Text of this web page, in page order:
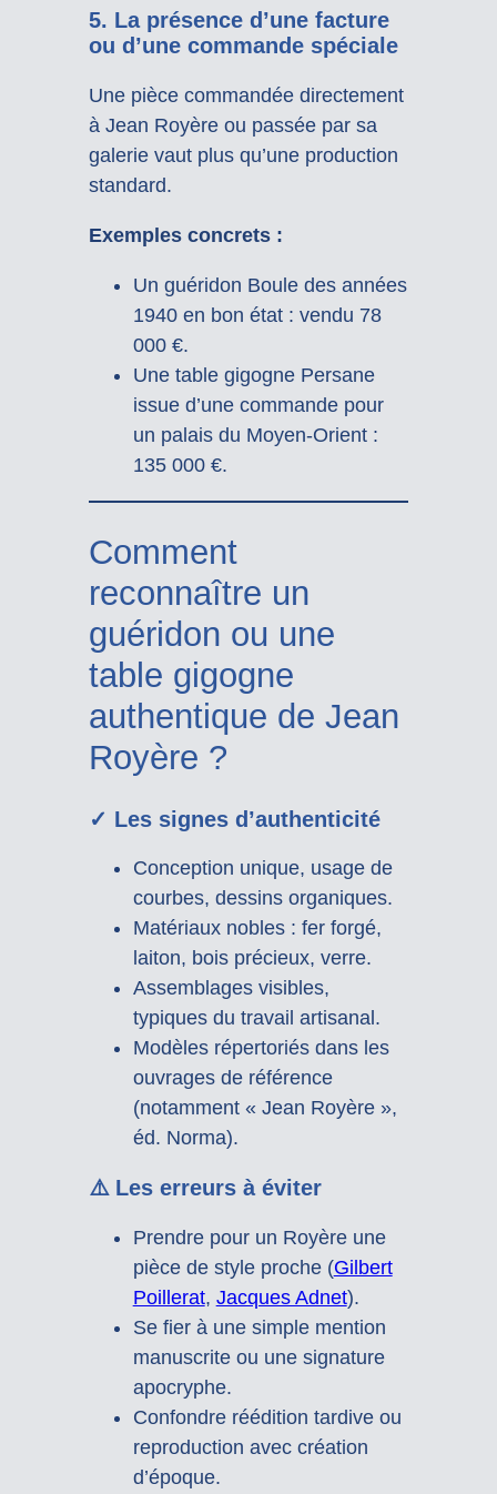
5. La présence d’une facture
ou d’une commande spéciale
Une pièce commandée directement
à Jean Royère ou passée par sa
galerie vaut plus qu’une production
standard.
Exemples concrets :
Un guéridon Boule des années
1940 en bon état : vendu 78
000 €.
Une table gigogne Persane
issue d’une commande pour
un palais du Moyen-Orient :
135 000 €.
Comment
reconnaître un
guéridon ou une
table gigogne
authentique de Jean
Royère ?
✓ Les signes d’authenticité
Conception unique, usage de
courbes, dessins organiques.
Matériaux nobles : fer forgé,
laiton, bois précieux, verre.
Assemblages visibles,
typiques du travail artisanal.
Modèles répertoriés dans les
ouvrages de référence
(notamment « Jean Royère »,
éd. Norma).
⚠️ Les erreurs à éviter
Prendre pour un Royère une
pièce de style proche (Gilbert
Poillerat, Jacques Adnet).
Se fier à une simple mention
manuscrite ou une signature
apocryphe.
Confondre réédition tardive ou
reproduction avec création
d’époque.